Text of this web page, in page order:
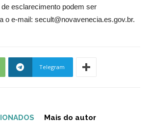
esclarecimento podem ser
o e-mail: secult@novavenecia.es.gov.br.
Telegram
Mais do autor